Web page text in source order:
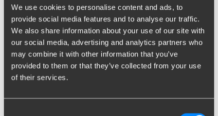
We use cookies to personalise content and ads, to
provide social media features and to analyse our traffic.
We also share information about your use of our site with
our social media, advertising and analytics partners who
may combine it with other information that you’ve
provided to them or that they’ve collected from your use
of their services.
Inviare
Modulo richiesta targhetta
gancio